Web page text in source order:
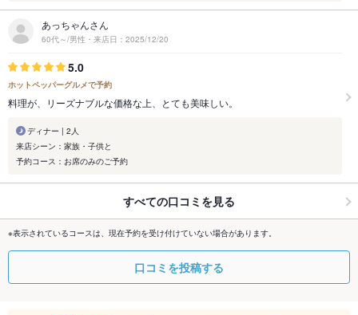
あっちゃんさん
60代～/男性・来店日：2025/12/20
5.0
ホットペッパーグルメで予約
料理が、リーズナブルな価格な上、とても美味しい。
ディナー | 2人
来店シーン：家族・子供と
予約コース：お席のみのご予約
すべての口コミを見る
※表示されているコースは、現在予約を受け付けていない場合があります。
口コミを投稿する